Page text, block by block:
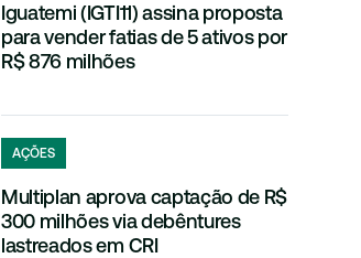
Iguatemi (IGTI11) assina proposta
para vender fatias de 5 ativos por
R$ 876 milhões
AÇÕES
Multiplan aprova captação de R$
300 milhões via debêntures
lastreados em CRI